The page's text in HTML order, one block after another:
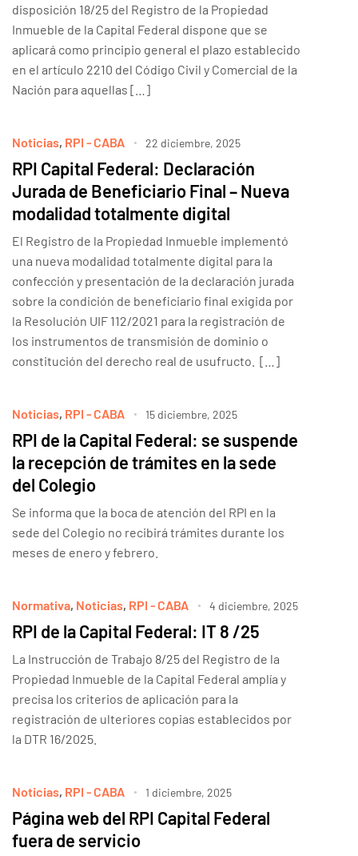
disposición 18/25 del Registro de la Propiedad
Inmueble de la Capital Federal dispone que se
aplicará como principio general el plazo establecido
en el artículo 2210 del Código Civil y Comercial de la
Nación para aquellas […]
Noticias, RPI - CABA 22 diciembre, 2025
RPI Capital Federal: Declaración
Jurada de Beneficiario Final – Nueva
modalidad totalmente digital
El Registro de la Propiedad Inmueble implementó
una nueva modalidad totalmente digital para la
confección y presentación de la declaración jurada
sobre la condición de beneficiario final exigida por
la Resolución UIF 112/2021 para la registración de
los instrumentos de transmisión de dominio o
constitución del derecho real de usufructo. […]
Noticias, RPI - CABA 15 diciembre, 2025
RPI de la Capital Federal: se suspende
la recepción de trámites en la sede
del Colegio
Se informa que la boca de atención del RPI en la
sede del Colegio no recibirá trámites durante los
meses de enero y febrero.
Normativa, Noticias, RPI - CABA 4 diciembre, 2025
RPI de la Capital Federal: IT 8 /25
La Instrucción de Trabajo 8/25 del Registro de la
Propiedad Inmueble de la Capital Federal amplía y
precisa los criterios de aplicación para la
registración de ulteriores copias establecidos por
la DTR 16/2025.
Noticias, RPI - CABA 1 diciembre, 2025
Página web del RPI Capital Federal
fuera de servicio